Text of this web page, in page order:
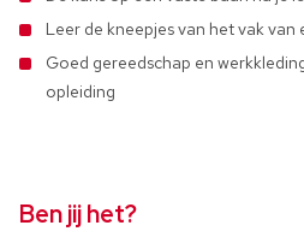
Leer de kneepjes van het vak van
Goed gereedschap en
opleiding
Ben jij het?